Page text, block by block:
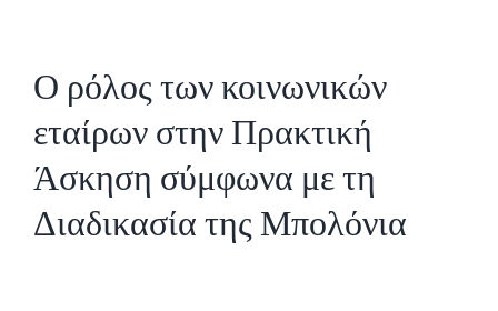
Ο ρόλος των κοινωνικών
εταίρων στην Πρακτική
Άσκηση σύμφωνα με τη
Διαδικασία της Μπολόνια